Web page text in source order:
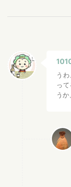
う
っ
うか